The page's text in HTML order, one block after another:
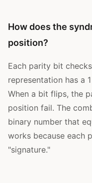
How does the
position?
Each parity bit
representation has a
When a bit flips, the
position fail. The
binary number that
works because each
"signature."